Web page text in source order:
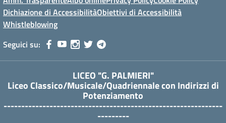
Dichiazione di AccessibilitàObiettivi di Accessibilità
Whistleblowing
Seguici su:
LICEO "G. PALMIERI"
Liceo Classico/Musicale/Quadriennale con Indirizzi di
Potenziamento
--------------------------------------------------------------
---------